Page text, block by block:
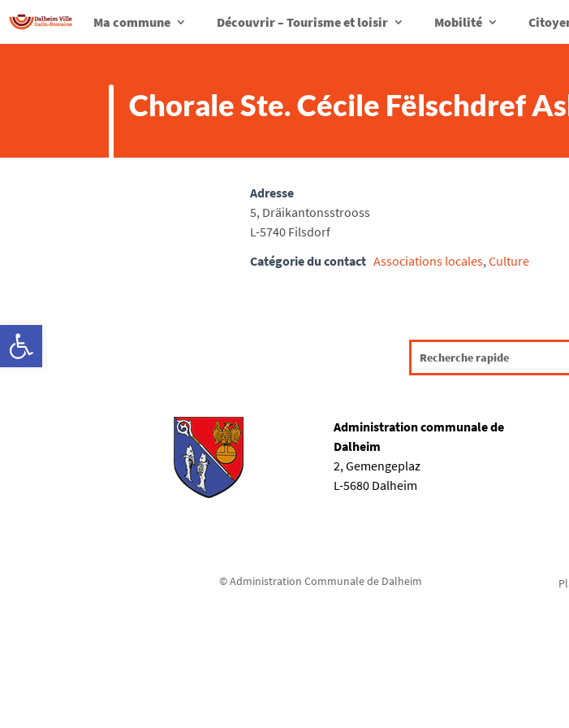
Ouvrir la barre d’outils
Ma commune Découvrir – Tourisme et loisir Mobilité
Chorale Ste. Cécile Fëlschdref
Adresse
5, Dräikantonsstrooss
L-5740 Filsdorf
Catégorie du contact Associations locales,Culture
Administration communale de
Dalheim
2, Gemengeplaz
L-5680 Dalheim
© Administration Communale de Dalheim